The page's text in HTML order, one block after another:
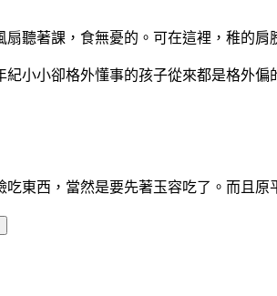
聽著課， 食無憂的。可在這裡，稚的肩
紀小小卻格外懂事的孩子從來都是格外偏
吃東西，當然是要先著玉容吃了。而且原